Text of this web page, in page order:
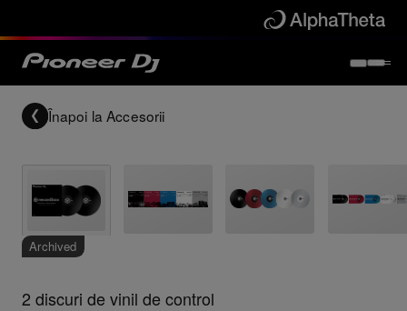
Înapoi la Accesorii
Archived
2 discuri de vinil de control